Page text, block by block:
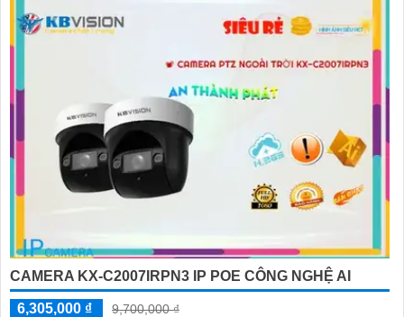
CAMERA KX-C2007IRPN3 IP POE CÔNG NGHỆ AI
6,305,000 ₫
9,700,000 ₫